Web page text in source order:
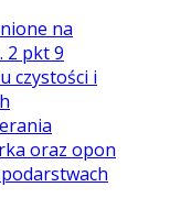
na
2 pkt 9
czystości i
oraz opon